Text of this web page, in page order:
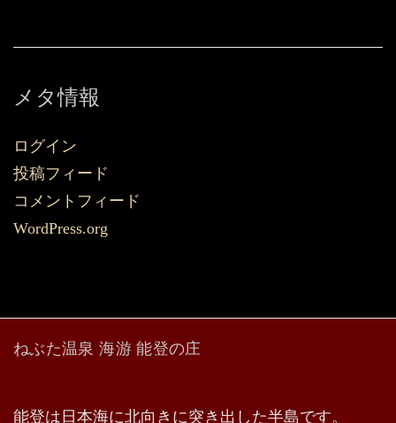
メタ情報
ログイン
投稿フィード
コメントフィード
WordPress.org
ねぶた温泉 海游 能登の庄
能登は日本海に北向きに突き出した半島です。